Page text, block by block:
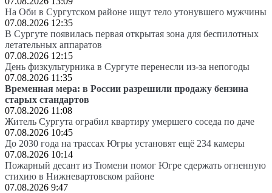
На Оби в Сургутском районе ищут тело утонувшего мужчины
07.08.2026 12:35
В Сургуте появилась первая открытая зона для беспилотных
летательных аппаратов
07.08.2026 12:15
День физкультурника в Сургуте перенесли из-за непогоды
07.08.2026 11:35
Временная мера: в России разрешили продажу бензина
старых стандартов
07.08.2026 11:08
Житель Сургута ограбил квартиру умершего соседа по даче
07.08.2026 10:45
До 2030 года на трассах Югры установят ещё 234 камеры
07.08.2026 10:14
Пожарный десант из Тюмени помог Югре сдержать огненную
стихию в Нижневартовском районе
07.08.2026 9:47